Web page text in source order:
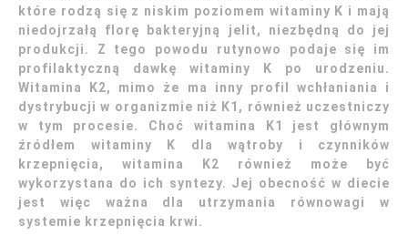
które rodzą się z niskim poziomem witaminy K i mają
niedojrzałą florę bakteryjną jelit, niezbędną do jej
produkcji. Z tego powodu rutynowo podaje się im
profilaktyczną dawkę witaminy K po urodzeniu.
Witamina K2, mimo że ma inny profil wchłaniania i
dystrybucji w organizmie niż K1, również uczestniczy
w tym procesie. Choć witamina K1 jest głównym
źródłem witaminy K dla wątroby i czynników
krzepnięcia, witamina K2 również może być
wykorzystana do ich syntezy. Jej obecność w diecie
jest więc ważna dla utrzymania równowagi w
systemie krzepnięcia krwi.